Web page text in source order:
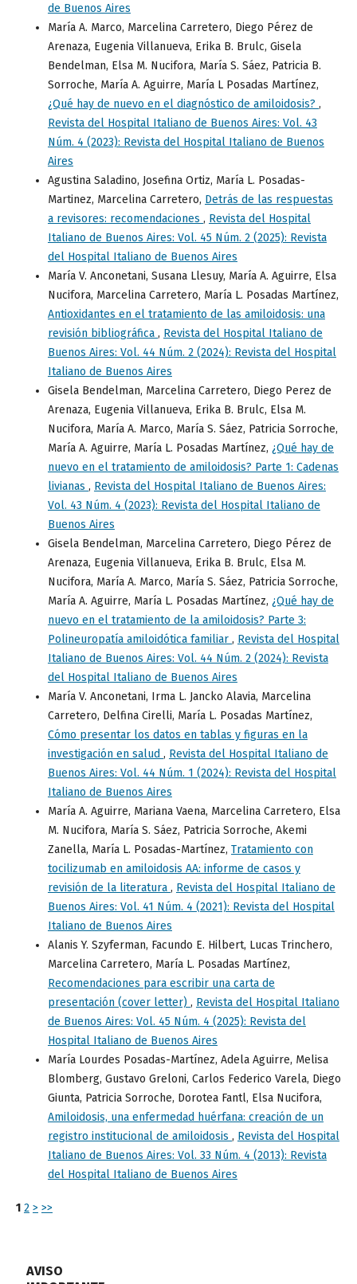
de Buenos Aires
María A. Marco, Marcelina Carretero, Diego Pérez de
Arenaza, Eugenia Villanueva, Erika B. Brulc, Gisela
Bendelman, Elsa M. Nucifora, María S. Sáez, Patricia B.
Sorroche, María A. Aguirre, María L Posadas Martínez,
¿Qué hay de nuevo en el diagnóstico de amiloidosis? ,
Revista del Hospital Italiano de Buenos Aires: Vol. 43
Núm. 4 (2023): Revista del Hospital Italiano de Buenos
Aires
Agustina Saladino, Josefina Ortiz, María L. Posadas-
Martinez, Marcelina Carretero, Detrás de las respuestas
a revisores: recomendaciones , Revista del Hospital
Italiano de Buenos Aires: Vol. 45 Núm. 2 (2025): Revista
del Hospital Italiano de Buenos Aires
María V. Anconetani, Susana Llesuy, María A. Aguirre, Elsa
Nucifora, Marcelina Carretero, María L. Posadas Martínez,
Antioxidantes en el tratamiento de las amiloidosis: una
revisión bibliográfica , Revista del Hospital Italiano de
Buenos Aires: Vol. 44 Núm. 2 (2024): Revista del Hospital
Italiano de Buenos Aires
Gisela Bendelman, Marcelina Carretero, Diego Perez de
Arenaza, Eugenia Villanueva, Erika B. Brulc, Elsa M.
Nucifora, María A. Marco, María S. Sáez, Patricia Sorroche,
María A. Aguirre, María L. Posadas Martínez, ¿Qué hay de
nuevo en el tratamiento de amiloidosis? Parte 1: Cadenas
livianas , Revista del Hospital Italiano de Buenos Aires:
Vol. 43 Núm. 4 (2023): Revista del Hospital Italiano de
Buenos Aires
Gisela Bendelman, Marcelina Carretero, Diego Pérez de
Arenaza, Eugenia Villanueva, Erika B. Brulc, Elsa M.
Nucifora, María A. Marco, María S. Sáez, Patricia Sorroche,
María A. Aguirre, María L. Posadas Martínez, ¿Qué hay de
nuevo en el tratamiento de la amiloidosis? Parte 3:
Polineuropatía amiloidótica familiar , Revista del Hospital
Italiano de Buenos Aires: Vol. 44 Núm. 2 (2024): Revista
del Hospital Italiano de Buenos Aires
María V. Anconetani, Irma L. Jancko Alavia, Marcelina
Carretero, Delfina Cirelli, María L. Posadas Martínez,
Cómo presentar los datos en tablas y figuras en la
investigación en salud , Revista del Hospital Italiano de
Buenos Aires: Vol. 44 Núm. 1 (2024): Revista del Hospital
Italiano de Buenos Aires
María A. Aguirre, Mariana Vaena, Marcelina Carretero, Elsa
M. Nucifora, María S. Sáez, Patricia Sorroche, Akemi
Zanella, María L. Posadas-Martínez, Tratamiento con
tocilizumab en amiloidosis AA: informe de casos y
revisión de la literatura , Revista del Hospital Italiano de
Buenos Aires: Vol. 41 Núm. 4 (2021): Revista del Hospital
Italiano de Buenos Aires
Alanis Y. Szyferman, Facundo E. Hilbert, Lucas Trinchero,
Marcelina Carretero, María L. Posadas Martínez,
Recomendaciones para escribir una carta de
presentación (cover letter) , Revista del Hospital Italiano
de Buenos Aires: Vol. 45 Núm. 4 (2025): Revista del
Hospital Italiano de Buenos Aires
María Lourdes Posadas-Martínez, Adela Aguirre, Melisa
Blomberg, Gustavo Greloni, Carlos Federico Varela, Diego
Giunta, Patricia Sorroche, Dorotea Fantl, Elsa Nucifora,
Amiloidosis, una enfermedad huérfana: creación de un
registro institucional de amiloidosis , Revista del Hospital
Italiano de Buenos Aires: Vol. 33 Núm. 4 (2013): Revista
del Hospital Italiano de Buenos Aires
1 2 > >>
AVISO